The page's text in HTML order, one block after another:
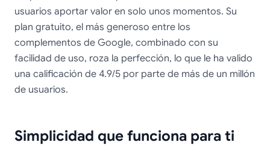
usuarios aportar valor en solo unos momentos. Su
plan gratuito, el más generoso entre los
complementos de Google, combinado con su
facilidad de uso, roza la perfección, lo que le ha valido
una calificación de 4.9/5 por parte de más de un millón
de usuarios.
Simplicidad que funciona para ti